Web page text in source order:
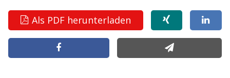
Als PDF herunterladen